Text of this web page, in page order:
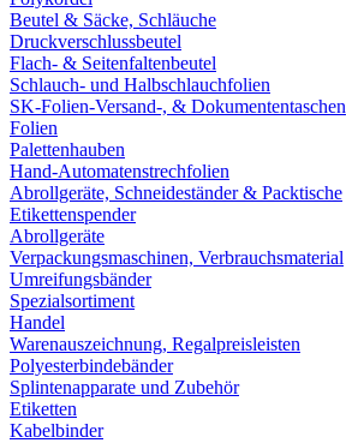
Beutel & Säcke, Schläuche
Druckverschlussbeutel
Flach- & Seitenfaltenbeutel
Schlauch- und Halbschlauchfolien
SK-Folien-Versand-, & Dokumententaschen
Folien
Palettenhauben
Hand-Automatenstrechfolien
Abrollgeräte, Schneideständer & Packtische
Etikettenspender
Abrollgeräte
Verpackungsmaschinen, Verbrauchsmaterial
Umreifungsbänder
Spezialsortiment
Handel
Warenauszeichnung, Regalpreisleisten
Polyesterbindebänder
Splintenapparate und Zubehör
Etiketten
Kabelbinder